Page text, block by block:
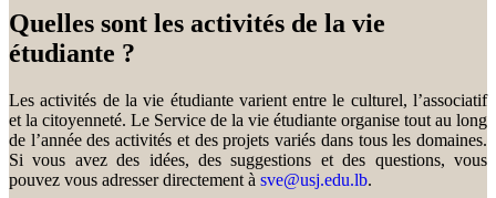
Quelles sont les activités de la vie
étudiante ?
Les activités de la vie étudiante varient entre le culturel, l’associatif
et la citoyenneté. Le Service de la vie étudiante organise tout au long
de l’année des activités et des projets variés dans tous les domaines.
Si vous avez des idées, des suggestions et des questions, vous
pouvez vous adresser directement à sve@usj.edu.lb.